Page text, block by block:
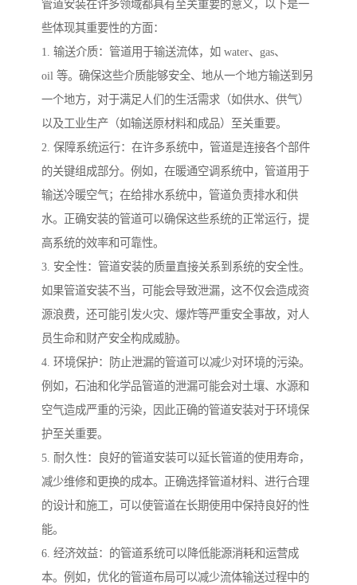
管道安装在许多领域都具有至关重要的意义，以下是一
些体现其重要性的方面：
1. 输送介质：管道用于输送流体，如 water、gas、
oil 等。确保这些介质能够安全、地从一个地方输送到另
一个地方，对于满足人们的生活需求（如供水、供气）
以及工业生产（如输送原材料和成品）至关重要。
2. 保障系统运行：在许多系统中，管道是连接各个部件
的关键组成部分。例如，在暖通空调系统中，管道用于
输送冷暖空气；在给排水系统中，管道负责排水和供
水。正确安装的管道可以确保这些系统的正常运行，提
高系统的效率和可靠性。
3. 安全性：管道安装的质量直接关系到系统的安全性。
如果管道安装不当，可能会导致泄漏，这不仅会造成资
源浪费，还可能引发火灾、爆炸等严重安全事故，对人
员生命和财产安全构成威胁。
4. 环境保护：防止泄漏的管道可以减少对环境的污染。
例如，石油和化学品管道的泄漏可能会对土壤、水源和
空气造成严重的污染，因此正确的管道安装对于环境保
护至关重要。
5. 耐久性：良好的管道安装可以延长管道的使用寿命，
减少维修和更换的成本。正确选择管道材料、进行合理
的设计和施工，可以使管道在长期使用中保持良好的性
能。
6. 经济效益：的管道系统可以降低能源消耗和运营成
本。例如，优化的管道布局可以减少流体输送过程中的